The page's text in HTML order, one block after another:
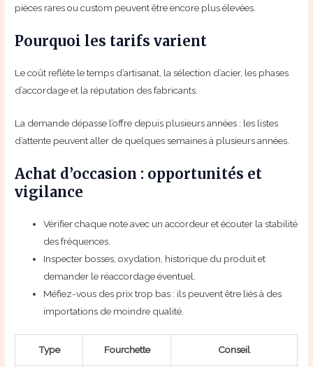
pièces rares ou custom peuvent être encore plus élevées.
Pourquoi les tarifs varient
Le coût reflète le temps d’artisanat, la sélection d’acier, les phases
d’accordage et la réputation des fabricants.
La demande dépasse l’offre depuis plusieurs années : les listes
d’attente peuvent aller de quelques semaines à plusieurs années.
Achat d’occasion : opportunités et
vigilance
Vérifier chaque note avec un accordeur et écouter la stabilité
des fréquences.
Inspecter bosses, oxydation, historique du produit et
demander le réaccordage éventuel.
Méfiez-vous des prix trop bas : ils peuvent être liés à des
importations de moindre qualité.
Type Fourchette Conseil